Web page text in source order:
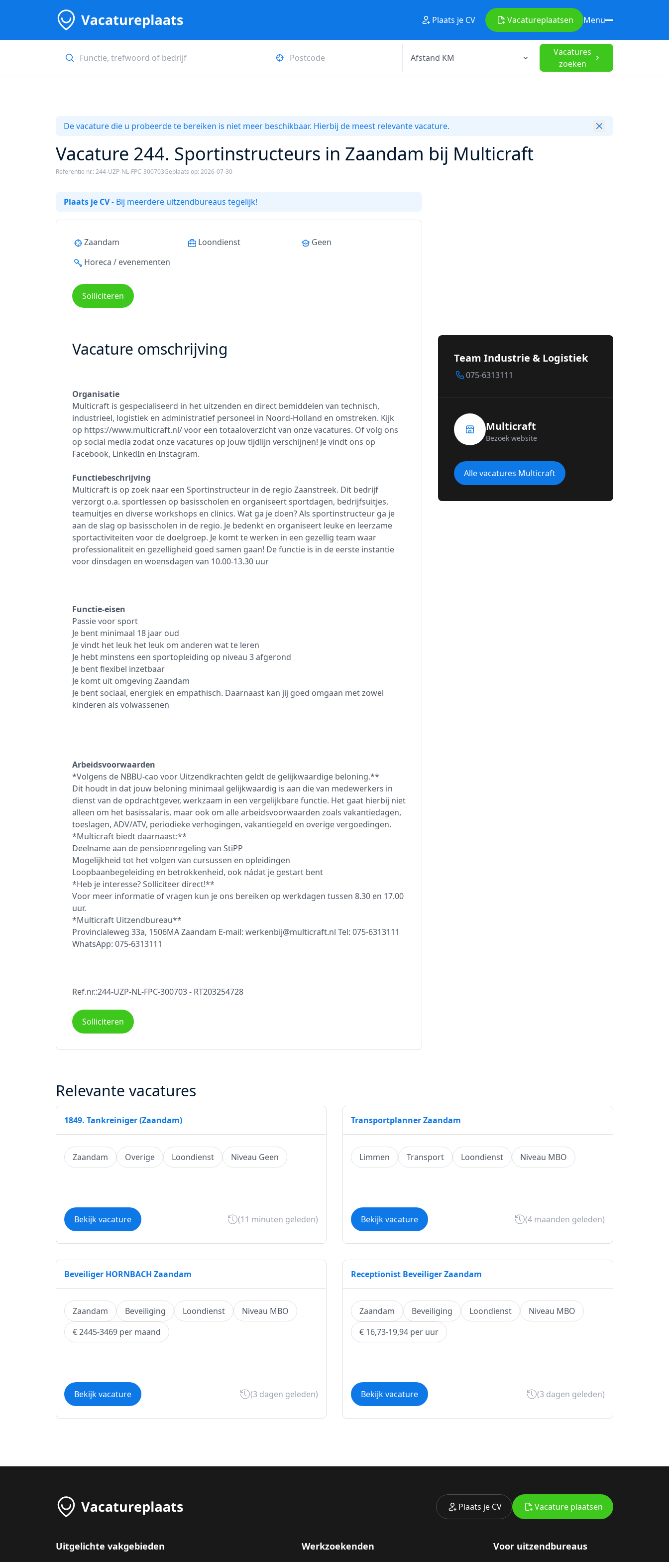
Plaats je CV Vacatureplaatsen Menu
Vacatures
zoeken
De vacature die u probeerde te bereiken is niet meer beschikbaar. Hierbij de meest relevante vacature.
Vacature 244. Sportinstructeurs in Zaandam bij Multicraft
Referentie nr.: 244-UZP-NL-FPC-300703Geplaats op: 2026-07-30
Plaats je CV- Bij meerdere uitzendbureaus tegelijk!
Zaandam Loondienst
Geen
Horeca / evenementen
Solliciteren
Vacature omschrijving
Organisatie
Multicraft is gespecialiseerd in het uitzenden en direct bemiddelen van technisch,
industrieel, logistiek en administratief personeel in Noord-Holland en omstreken. Kijk
op https://www.multicraft.nl/ voor een totaaloverzicht van onze vacatures. Of volg ons
op social media zodat onze vacatures op jouw tijdlijn verschijnen! Je vindt ons op
Facebook, LinkedIn en Instagram.
Functiebeschrijving
Multicraft is op zoek naar een Sportinstructeur in de regio Zaanstreek. Dit bedrijf
verzorgt o.a. sportlessen op basisscholen en organiseert sportdagen, bedrijfsuitjes,
teamuitjes en diverse workshops en clinics. Wat ga je doen? Als sportinstructeur ga je
aan de slag op basisscholen in de regio. Je bedenkt en organiseert leuke en leerzame
sportactiviteiten voor de doelgroep. Je komt te werken in een gezellig team waar
professionaliteit en gezelligheid goed samen gaan! De functie is in de eerste instantie
voor dinsdagen en woensdagen van 10.00-13.30 uur
Functie-eisen
Passie voor sport
Je bent minimaal 18 jaar oud
Je vindt het leuk het leuk om anderen wat te leren
Je hebt minstens een sportopleiding op niveau 3 afgerond
Je bent flexibel inzetbaar
Je komt uit omgeving Zaandam
Je bent sociaal, energiek en empathisch. Daarnaast kan jij goed omgaan met zowel
kinderen als volwassenen
Arbeidsvoorwaarden
*Volgens de NBBU-cao voor Uitzendkrachten geldt de gelijkwaardige beloning.**
Dit houdt in dat jouw beloning minimaal gelijkwaardig is aan die van medewerkers in
dienst van de opdrachtgever, werkzaam in een vergelijkbare functie. Het gaat hierbij niet
alleen om het basissalaris, maar ook om alle arbeidsvoorwaarden zoals vakantiedagen,
toeslagen, ADV/ATV, periodieke verhogingen, vakantiegeld en overige vergoedingen.
*Multicraft biedt daarnaast:**
Deelname aan de pensioenregeling van StiPP
Mogelijkheid tot het volgen van cursussen en opleidingen
Loopbaanbegeleiding en betrokkenheid, ook nádat je gestart bent
*Heb je interesse? Solliciteer direct!**
Voor meer informatie of vragen kun je ons bereiken op werkdagen tussen 8.30 en 17.00
uur.
*Multicraft Uitzendbureau**
Provincialeweg 33a, 1506MA Zaandam E-mail: werkenbij@multicraft.nl Tel: 075-6313111
WhatsApp: 075-6313111
Ref.nr.:244-UZP-NL-FPC-300703 - RT203254728
Solliciteren
Team Industrie & Logistiek
075-6313111
Multicraft
Bezoek website
Alle vacatures Multicraft
Relevante vacatures
1849. Tankreiniger (Zaandam)
Zaandam Overige Loondienst Niveau Geen
Bekijk vacature (11 minuten geleden)
Transportplanner Zaandam
Limmen Transport Loondienst Niveau MBO
Bekijk vacature (4 maanden geleden)
Beveiliger HORNBACH Zaandam
Zaandam Beveiliging Loondienst
Niveau MBO
€ 2445-3469 per maand
Bekijk vacature (3 dagen geleden)
Receptionist Beveiliger Zaandam
Zaandam Beveiliging Loondienst
Niveau MBO
€ 16,73-19,94 per uur
Bekijk vacature (3 dagen geleden)
Plaats je CV Vacature plaatsen
Uitgelichte vakgebieden Werkzoekenden Voor uitzendbureaus